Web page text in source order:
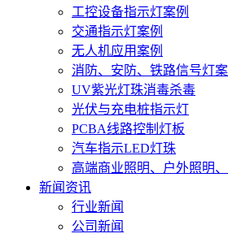
工控设备指示灯案例
交通指示灯案例
无人机应用案例
消防、安防、铁路信号灯案
UV紫光灯珠消毒杀毒
光伏与充电桩指示灯
PCBA线路控制灯板
汽车指示LED灯珠
高端商业照明、户外照明
新闻资讯
行业新闻
公司新闻